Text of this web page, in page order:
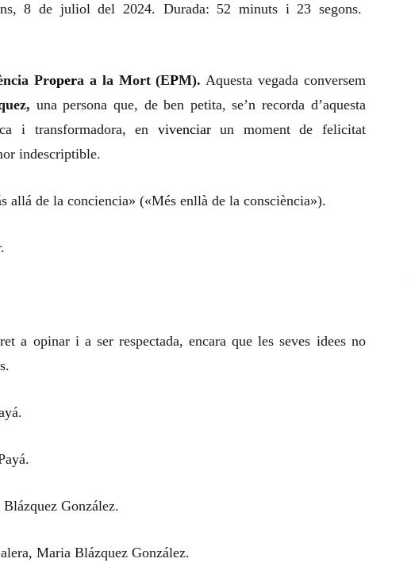
8 de juliol del 2024. Durada: 52 minuts i 23 segons.
Propera a la Mort (EPM). Aquesta vegada conversem
una persona que, de ben petita, se’n recorda d’aquesta
i transformadora, en vivenciarun moment de felicitat
indescriptible.
allá de la conciencia» («Més enllà de la consciència»).
a opinar i a ser respectada, encara que les seves idees no
González.
Maria Blázquez González.